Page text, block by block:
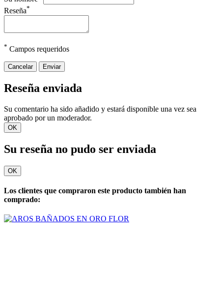
Reseña*
* Campos requeridos
Cancelar Enviar
Reseña enviada
Su comentario ha sido añadido y estará disponible una vez sea
aprobado por un moderador.
OK
Su reseña no pudo ser enviada
OK
Los clientes que compraron este producto también han
comprado: